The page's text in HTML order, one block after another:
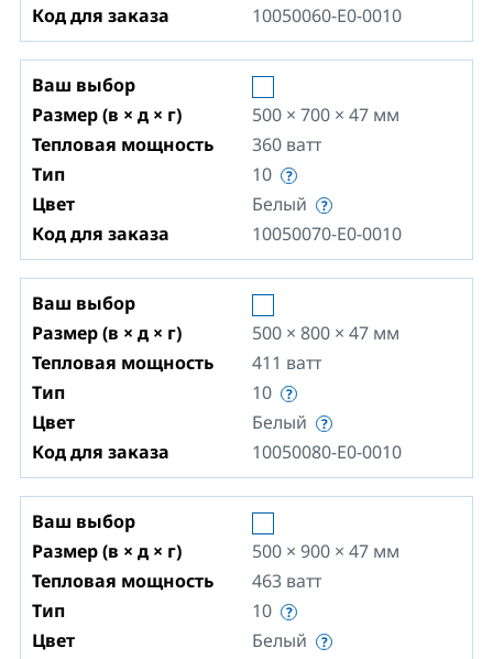
Код для заказа
10050060-E0-0010
Ваш выбор
Размер (в × д × г)
500 × 700 × 47 мм
Тепловая мощность
360 ватт
Тип
10
Цвет
Белый
Код для заказа
10050070-E0-0010
Ваш выбор
Размер (в × д × г)
500 × 800 × 47 мм
Тепловая мощность
411 ватт
Тип
10
Цвет
Белый
Код для заказа
10050080-E0-0010
Ваш выбор
Размер (в × д × г)
500 × 900 × 47 мм
Тепловая мощность
463 ватт
Тип
10
Цвет
Белый